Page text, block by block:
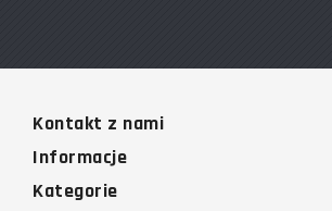
Kontakt z nami
Informacje
Kategorie